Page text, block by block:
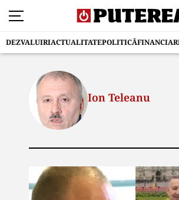
DEZVALUIRIACTUALITATEPOLITICĂFINANCIAR
Ion Teleanu